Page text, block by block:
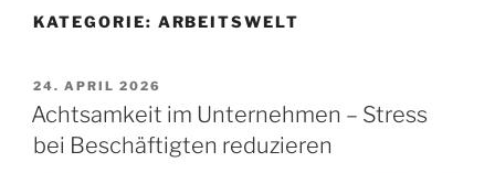
KATEGORIE: ARBEITSWELT
VERÖFFENTLICHT
AM
24. APRIL 2026
Achtsamkeit im Unternehmen – Stress
bei Beschäftigten reduzieren